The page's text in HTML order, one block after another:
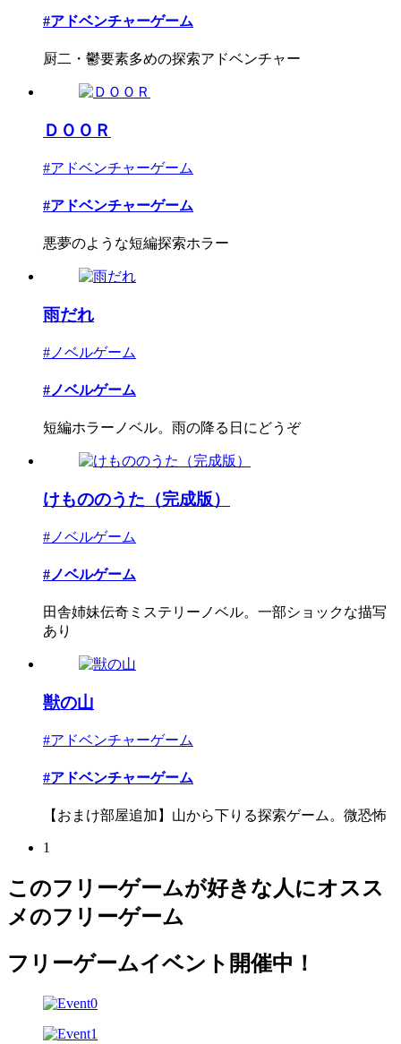
#アドベンチャーゲーム
厨二・鬱要素多めの探索アドベンチャー
ＤＯＯＲ
#アドベンチャーゲーム
#アドベンチャーゲーム
悪夢のような短編探索ホラー
雨だれ
#ノベルゲーム
#ノベルゲーム
短編ホラーノベル。雨の降る日にどうぞ
けもののうた（完成版）
#ノベルゲーム
#ノベルゲーム
田舎姉妹伝奇ミステリーノベル。一部ショックな描写
あり
獣の山
#アドベンチャーゲーム
#アドベンチャーゲーム
【おまけ部屋追加】山から下りる探索ゲーム。微恐怖
1
このフリーゲームが好きな人にオスス
メのフリーゲーム
フリーゲームイベント開催中！